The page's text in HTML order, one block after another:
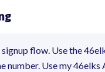
flow. Use the
number. Use my